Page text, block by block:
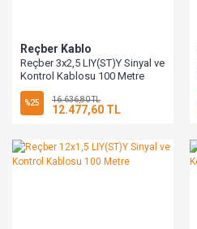
Reçber Kablo
Reçber 3x2,5 LIY(ST)Y Sinyal ve
Kontrol Kablosu 100 Metre
%25 16.636,80 TL
12.477,60 TL